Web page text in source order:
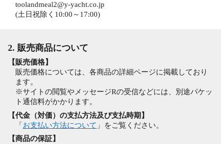
toolandmeal2@y-yacht.co.jp
(土日祝除く10:00～17:00)
2. 販売商品について
【販売価格】
販売価格については、各商品の詳細ページに掲載しており
ます。
※サイトの閲覧やメッセージRの受信などには、別途パケッ
ト通信料がかかります。
【代金（対価）の支払方法及び支払時期】
「 お支払い方法について 」をご覧ください。
【商品の保証】